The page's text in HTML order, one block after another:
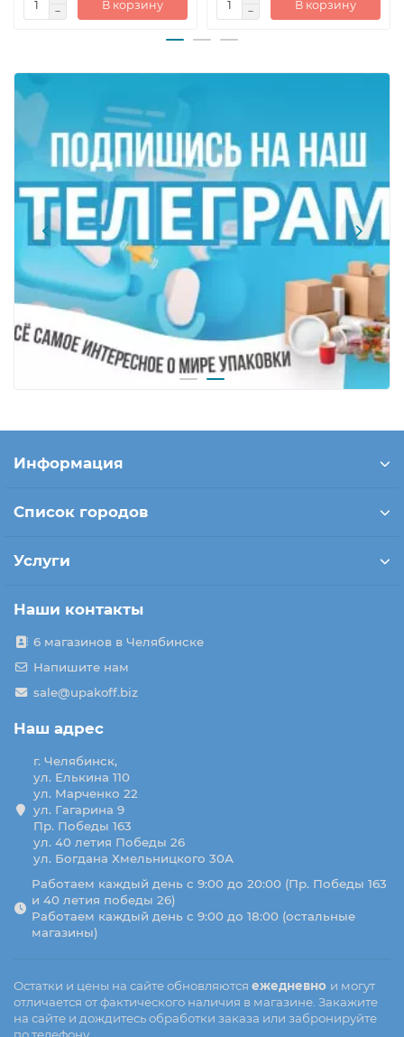
В корзину В корзину
Информация
Список городов
Услуги
Наши контакты
6 магазинов в Челябинске
Напишите нам
sale@upakoff.biz
Наш адрес
г. Челябинск,
ул. Елькина 110
ул. Марченко 22
ул. Гагарина 9
Пр. Победы 163
ул. 40 летия Победы 26
ул. Богдана Хмельницкого 30А
Работаем каждый день с 9:00 до 20:00 (Пр. Победы 163
и 40 летия победы 26)
Работаем каждый день с 9:00 до 18:00 (остальные
магазины)
Остатки и цены на сайте обновляются ежедневно и могут
отличается от фактического наличия в магазине. Закажите
на сайте и дождитесь обработки заказа или забронируйте